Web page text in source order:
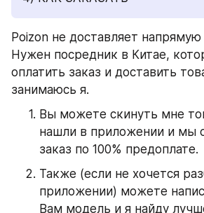
Poizon не доставляет
Нужен посредник в Китае,
оплатить заказ и доставить
занимаюсь я.
Вы можете скинуть мне
нашли в приложении и мы
заказ по 100% предоплате.
Также (если не хочется
приложении) можете
Вам модель и я найду